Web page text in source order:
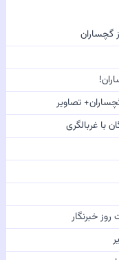
گچساران
تصاویر
با غربالگری
خبرنگار